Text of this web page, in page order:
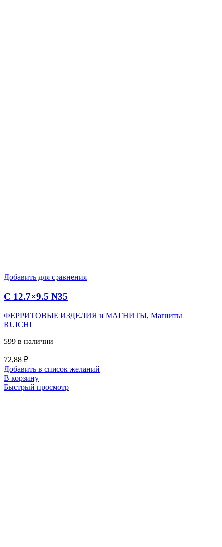
Добавить для сравнения
C 12.7×9.5 N35
ФЕРРИТОВЫЕ ИЗДЕЛИЯ и МАГНИТЫ, Магниты
RUICHI
599 в наличии
72,88 ₽
Добавить в список желаний
В корзину
Быстрый просмотр